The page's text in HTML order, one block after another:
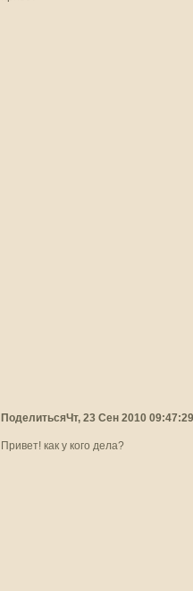
ПоделитьсяЧт, 23 Сен 2010 09:47:29
Привет! как у кого дела?